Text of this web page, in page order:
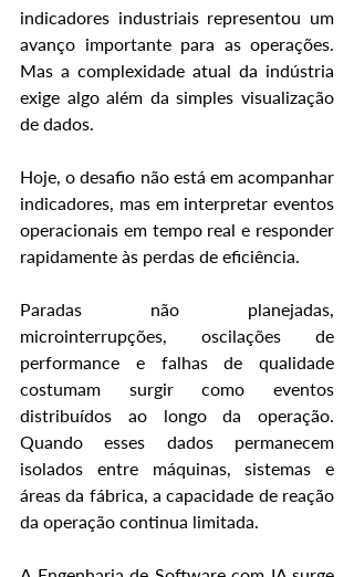
indicadores industriais representou um
avanço importante para as operações.
Mas a complexidade atual da indústria
exige algo além da simples visualização
de dados.
Hoje, o desafio não está em acompanhar
indicadores, mas em interpretar eventos
operacionais em tempo real e responder
rapidamente às perdas de eficiência.
Paradas não planejadas,
microinterrupções, oscilações de
performance e falhas de qualidade
costumam surgir como eventos
distribuídos ao longo da operação.
Quando esses dados permanecem
isolados entre máquinas, sistemas e
áreas da fábrica, a capacidade de reação
da operação continua limitada.